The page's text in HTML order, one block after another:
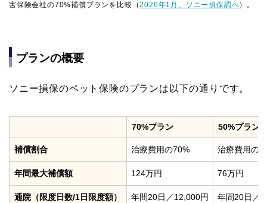
害保険会社の70%補償プランを比較（2026年1月、ソニー損保調べ）。
プランの概要
ソニー損保のペット保険のプランは以下の通りです。
70%プラン 50%プラン
補償割合 治療費用の70% 治療費用の
年間最大補償額 124万円 76万円
通院（限度日数/1日限度額） 年間20日／12,000円 年間20日／